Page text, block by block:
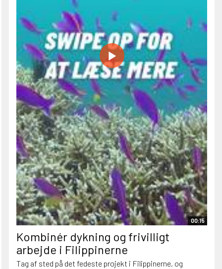
00:15
Kombinér dykning og frivilligt
arbejde i Filippinerne
Tag af sted på det fedeste projekt i Filippinerne, og